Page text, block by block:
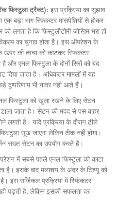
फिस्टुला ट्रैक्ट): इस प्रक्रिया का सुझाव
बड़ा भाग स्फिंकटर मांसपेशियों से होकर
लगता है कि फिस्टुलौटोमी जोखिम भरा हो
का चुनाव होता है। इस ऑपरेशन के
ऊपर की त्वचा को काटकर स्फिंकटर
और एनल फिस्टुला के दोनों सिरों को बंद
जाता है। अधिकतर मामलों में यह
दुष्परिणाम भी नजर नहीं आते हैं।
फिस्टुला को खुला रखने के लिए सेटन
जाता है। सेटन की मदद से पस बाहर
लगती है। यदि प्रक्रिया के दौरान ढीले
सूख जाएगा लेकिन ठीक नहीं होगा।
सख्त सेटन का उपयोग करते हैं।
में सबसे पहले एनल फिस्टुला को काटा
है। इसके बाद मलाशय के अंदर के टिश्यू को
इस सर्जिकल प्रक्रिया में स्फिंकटर
पड़ती है, लेकिन इसकी सफलता दर